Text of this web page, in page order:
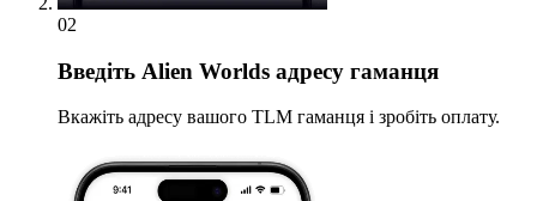
02
Введіть Alien Worlds адресу гаманця
Вкажіть адресу вашого TLM гаманця і зробіть оплату.